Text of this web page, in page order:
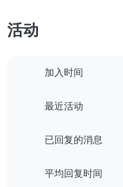
活动
加入时间
最近活动
已回复的消息
平均回复时间